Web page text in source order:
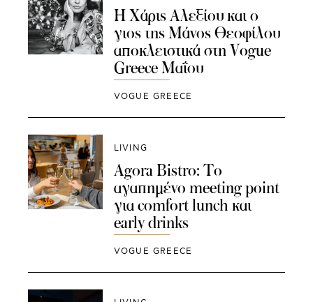
Η Χάρις Αλεξίου και ο
γιος της Μάνος Θεοφίλου
αποκλειστικά στη Vogue
Greece Μαΐου
VOGUE GREECE
LIVING
Agora Bistro: Το
αγαπημένο meeting point
για comfort lunch και
early drinks
VOGUE GREECE